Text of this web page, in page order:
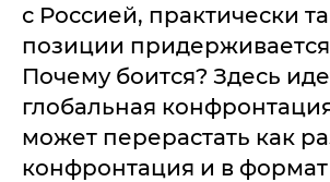
с Россией, практически
позиции
Почему боится? Здесь
глобальная
может перерастать как
конфронтация и в